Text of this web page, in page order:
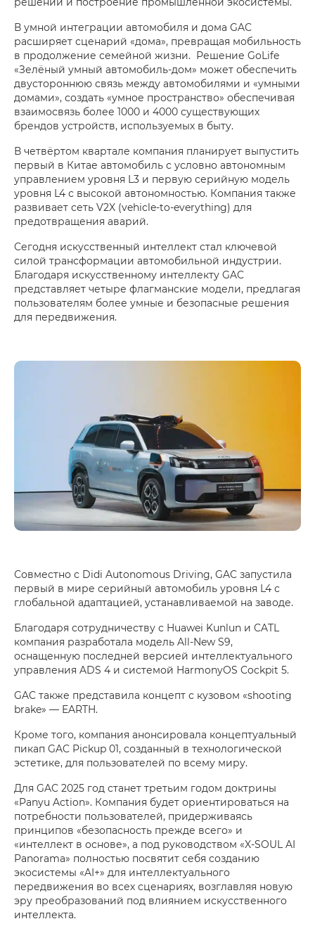
В умной интеграции автомобиля и дома GAC
расширяет сценарий «дома», превращая мобильность
в продолжение семейной жизни. Решение GoLife
«Зелёный умный автомобиль-дом» может обеспечить
двустороннюю связь между автомобилями и «умными
домами», создать «умное пространство» обеспечивая
взаимосвязь более 1000 и 4000 существующих
брендов устройств, используемых в быту.
В четвёртом квартале компания планирует выпустить
первый в Китае автомобиль с условно автономным
управлением уровня L3 и первую серийную модель
уровня L4 с высокой автономностью. Компания также
развивает сеть V2X (vehicle-to-everything) для
предотвращения аварий.
Сегодня искусственный интеллект стал ключевой
силой трансформации автомобильной индустрии.
Благодаря искусственному интеллекту GAC
представляет четыре флагманские модели, предлагая
пользователям более умные и безопасные решения
для передвижения.
Совместно с Didi Autonomous Driving, GAC запустила
первый в мире серийный автомобиль уровня L4 с
глобальной адаптацией, устанавливаемой на заводе.
Благодаря сотрудничеству с Huawei Kunlun и CATL
компания разработала модель All-New S9,
оснащенную последней версией интеллектуального
управления ADS 4 и системой HarmonyOS Cockpit 5.
GAC также представила концепт с кузовом «shooting
brake» — EARTH.
Кроме того, компания анонсировала концептуальный
пикап GAC Pickup 01, созданный в технологической
эстетике, для пользователей по всему миру.
Для GAC 2025 год станет третьим годом доктрины
«Panyu Action». Компания будет ориентироваться на
потребности пользователей, придерживаясь
принципов «безопасность прежде всего» и
«интеллект в основе», а под руководством «X-SOUL AI
Panorama» полностью посвятит себя созданию
экосистемы «AI+» для интеллектуального
передвижения во всех сценариях, возглавляя новую
эру преобразований под влиянием искусственного
интеллекта.